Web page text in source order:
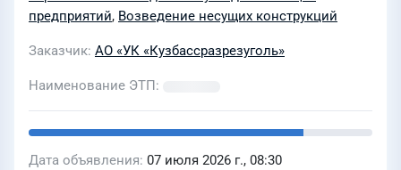
строительных конструкций и
восстановление бетонных полов,
согласно РД№464-РД-2026), «Здание
ОФ (Яма привозных углей)» инв.
№01\000263 (усиление строительных
конструкций, согласно РД№465-
РД-2026) филиала «Кедровский
предприятий, Возведение несущих конструкций
Заказчик АО «УК «Кузбассразрезуголь»
Наименование ЭТП
Дата объявления 07 июля 2026 г., 08:30